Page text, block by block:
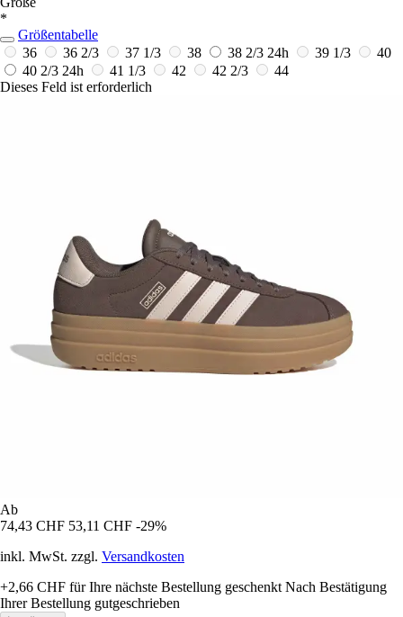
*
Größentabelle
36
36 2/3 37 1/3 38 38 2/3 24h 39 1/3
40
40 2/3 24h 41 1/3 42 42 2/3
44
Dieses Feld ist erforderlich
Ab
74,43 CHF 53,11 CHF -29%
inkl. MwSt. zzgl. Versandkosten
+2,66 CHF für Ihre nächste Bestellung geschenkt Nach Bestätigung
Ihrer Bestellung gutgeschrieben